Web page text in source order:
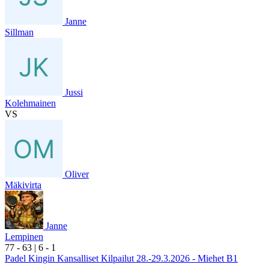
Janne
Sillman
Jussi
Kolehmainen
VS
Oliver
Mäkivirta
Janne
Lempinen
77 - 63 | 6 - 1
Padel Kingin Kansalliset Kilpailut 28.-29.3.2026 - Miehet B1